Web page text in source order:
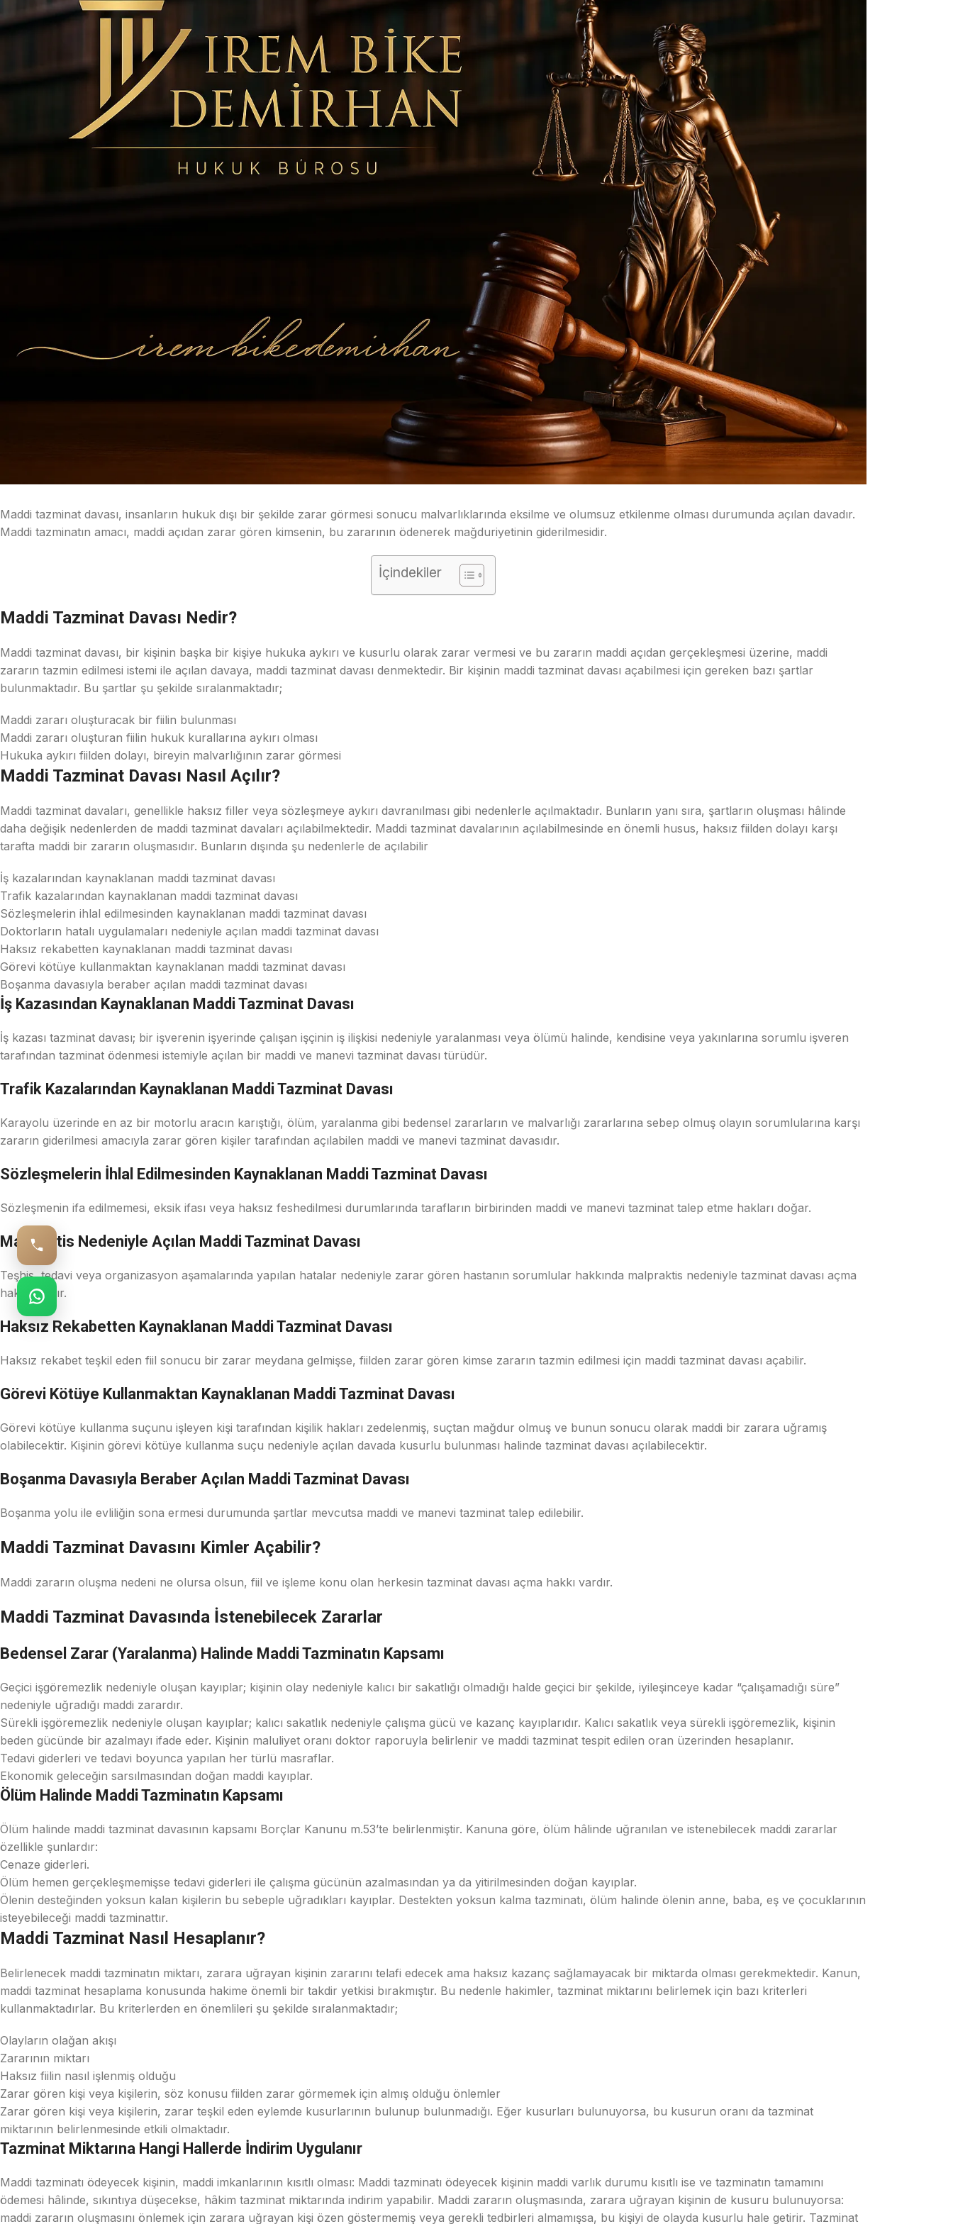
Maddi tazminat davası, insanların hukuk dışı bir şekilde zarar görmesi sonucu malvarlıklarında eksilme ve olumsuz etkilenme olması durumunda açılan davadır.
Maddi tazminatın amacı, maddi açıdan zarar gören kimsenin, bu zararının ödenerek mağduriyetinin giderilmesidir.
İçindekiler
Maddi Tazminat Davası Nedir?
Maddi tazminat davası, bir kişinin başka bir kişiye hukuka aykırı ve kusurlu olarak zarar vermesi ve bu zararın maddi açıdan gerçekleşmesi üzerine, maddi
zararın tazmin edilmesi istemi ile açılan davaya, maddi tazminat davası denmektedir. Bir kişinin maddi tazminat davası açabilmesi için gereken bazı şartlar
bulunmaktadır. Bu şartlar şu şekilde sıralanmaktadır;
Maddi zararı oluşturacak bir fiilin bulunması
Maddi zararı oluşturan fiilin hukuk kurallarına aykırı olması
Hukuka aykırı fiilden dolayı, bireyin malvarlığının zarar görmesi
Maddi Tazminat Davası Nasıl Açılır?
Maddi tazminat davaları, genellikle haksız filler veya sözleşmeye aykırı davranılması gibi nedenlerle açılmaktadır. Bunların yanı sıra, şartların oluşması hâlinde
daha değişik nedenlerden de maddi tazminat davaları açılabilmektedir. Maddi tazminat davalarının açılabilmesinde en önemli husus, haksız fiilden dolayı karşı
tarafta maddi bir zararın oluşmasıdır. Bunların dışında şu nedenlerle de açılabilir
İş kazalarından kaynaklanan maddi tazminat davası
Trafik kazalarından kaynaklanan maddi tazminat davası
Sözleşmelerin ihlal edilmesinden kaynaklanan maddi tazminat davası
Doktorların hatalı uygulamaları nedeniyle açılan maddi tazminat davası
Haksız rekabetten kaynaklanan maddi tazminat davası
Görevi kötüye kullanmaktan kaynaklanan maddi tazminat davası
Boşanma davasıyla beraber açılan maddi tazminat davası
İş Kazasından Kaynaklanan Maddi Tazminat Davası
İş kazası tazminat davası; bir işverenin işyerinde çalışan işçinin iş ilişkisi nedeniyle yaralanması veya ölümü halinde, kendisine veya yakınlarına sorumlu işveren
tarafından tazminat ödenmesi istemiyle açılan bir maddi ve manevi tazminat davası türüdür.
Trafik Kazalarından Kaynaklanan Maddi Tazminat Davası
Karayolu üzerinde en az bir motorlu aracın karıştığı, ölüm, yaralanma gibi bedensel zararların ve malvarlığı zararlarına sebep olmuş olayın sorumlularına karşı
zararın giderilmesi amacıyla zarar gören kişiler tarafından açılabilen maddi ve manevi tazminat davasıdır.
Sözleşmelerin İhlal Edilmesinden Kaynaklanan Maddi Tazminat Davası
Sözleşmenin ifa edilmemesi, eksik ifası veya haksız feshedilmesi durumlarında tarafların birbirinden maddi ve manevi tazminat talep etme hakları doğar.
Malpraktis Nedeniyle Açılan Maddi Tazminat Davası
Teşhis, tedavi veya organizasyon aşamalarında yapılan hatalar nedeniyle zarar gören hastanın sorumlular hakkında malpraktis nedeniyle tazminat davası açma
hakkı vardır.
Haksız Rekabetten Kaynaklanan Maddi Tazminat Davası
Haksız rekabet teşkil eden fiil sonucu bir zarar meydana gelmişse, fiilden zarar gören kimse zararın tazmin edilmesi için maddi tazminat davası açabilir.
Görevi Kötüye Kullanmaktan Kaynaklanan Maddi Tazminat Davası
Görevi kötüye kullanma suçunu işleyen kişi tarafından kişilik hakları zedelenmiş, suçtan mağdur olmuş ve bunun sonucu olarak maddi bir zarara uğramış
olabilecektir. Kişinin görevi kötüye kullanma suçu nedeniyle açılan davada kusurlu bulunması halinde tazminat davası açılabilecektir.
Boşanma Davasıyla Beraber Açılan Maddi Tazminat Davası
Boşanma yolu ile evliliğin sona ermesi durumunda şartlar mevcutsa maddi ve manevi tazminat talep edilebilir.
Maddi Tazminat Davasını Kimler Açabilir?
Maddi zararın oluşma nedeni ne olursa olsun, fiil ve işleme konu olan herkesin tazminat davası açma hakkı vardır.
Maddi Tazminat Davasında İstenebilecek Zararlar
Bedensel Zarar (Yaralanma) Halinde Maddi Tazminatın Kapsamı
Geçici işgöremezlik nedeniyle oluşan kayıplar; kişinin olay nedeniyle kalıcı bir sakatlığı olmadığı halde geçici bir şekilde, iyileşinceye kadar “çalışamadığı süre”
nedeniyle uğradığı maddi zarardır.
Sürekli işgöremezlik nedeniyle oluşan kayıplar; kalıcı sakatlık nedeniyle çalışma gücü ve kazanç kayıplarıdır. Kalıcı sakatlık veya sürekli işgöremezlik, kişinin
beden gücünde bir azalmayı ifade eder. Kişinin maluliyet oranı doktor raporuyla belirlenir ve maddi tazminat tespit edilen oran üzerinden hesaplanır.
Tedavi giderleri ve tedavi boyunca yapılan her türlü masraflar.
Ekonomik geleceğin sarsılmasından doğan maddi kayıplar.
Ölüm Halinde Maddi Tazminatın Kapsamı
Ölüm halinde maddi tazminat davasının kapsamı Borçlar Kanunu m.53’te belirlenmiştir. Kanuna göre, ölüm hâlinde uğranılan ve istenebilecek maddi zararlar
özellikle şunlardır:
Cenaze giderleri.
Ölüm hemen gerçekleşmemişse tedavi giderleri ile çalışma gücünün azalmasından ya da yitirilmesinden doğan kayıplar.
Ölenin desteğinden yoksun kalan kişilerin bu sebeple uğradıkları kayıplar. Destekten yoksun kalma tazminatı, ölüm halinde ölenin anne, baba, eş ve çocuklarının
isteyebileceği maddi tazminattır.
Maddi Tazminat Nasıl Hesaplanır?
Belirlenecek maddi tazminatın miktarı, zarara uğrayan kişinin zararını telafi edecek ama haksız kazanç sağlamayacak bir miktarda olması gerekmektedir. Kanun,
maddi tazminat hesaplama konusunda hakime önemli bir takdir yetkisi bırakmıştır. Bu nedenle hakimler, tazminat miktarını belirlemek için bazı kriterleri
kullanmaktadırlar. Bu kriterlerden en önemlileri şu şekilde sıralanmaktadır;
Olayların olağan akışı
Zararının miktarı
Haksız fiilin nasıl işlenmiş olduğu
Zarar gören kişi veya kişilerin, söz konusu fiilden zarar görmemek için almış olduğu önlemler
Zarar gören kişi veya kişilerin, zarar teşkil eden eylemde kusurlarının bulunup bulunmadığı. Eğer kusurları bulunuyorsa, bu kusurun oranı da tazminat
miktarının belirlenmesinde etkili olmaktadır.
Tazminat Miktarına Hangi Hallerde İndirim Uygulanır
Maddi tazminatı ödeyecek kişinin, maddi imkanlarının kısıtlı olması: Maddi tazminatı ödeyecek kişinin maddi varlık durumu kısıtlı ise ve tazminatın tamamını
ödemesi hâlinde, sıkıntıya düşecekse, hâkim tazminat miktarında indirim yapabilir. Maddi zararın oluşmasında, zarara uğrayan kişinin de kusuru bulunuyorsa:
maddi zararın oluşmasını önlemek için zarara uğrayan kişi özen göstermemiş veya gerekli tedbirleri almamışsa, bu kişiyi de olayda kusurlu hale getirir. Tazminat